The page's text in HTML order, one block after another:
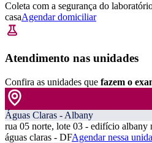
Coleta com a segurança do
casaAgendar domiciliar
Atendimento nas unidades
Confira as unidades que fazem o
Águas Claras - Albany
rua 05 norte, lote 03 - edifício albany
águas claras - DFAgendar nessa